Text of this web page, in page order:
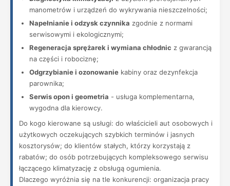
manometrów i urządzeń do wykrywania nieszczelności;
Napełnianie i odzysk czynnika zgodnie z normami
serwisowymi i ekologicznymi;
Regeneracja sprężarek i wymiana chłodnic z gwarancją
na części i robociznę;
Odgrzybianie i ozonowanie kabiny oraz dezynfekcja
parownika;
Serwis opon i geometria - usługa komplementarna,
wygodna dla kierowcy.
Do kogo kierowane są usługi: do właścicieli aut osobowych i
użytkowych oczekujących szybkich terminów i jasnych
kosztorysów; do klientów stałych, którzy korzystają z
rabatów; do osób potrzebujących kompleksowego serwisu
łączącego klimatyzację z obsługą ogumienia.
Dlaczego wyróżnia się na tle konkurencji: organizacja pracy